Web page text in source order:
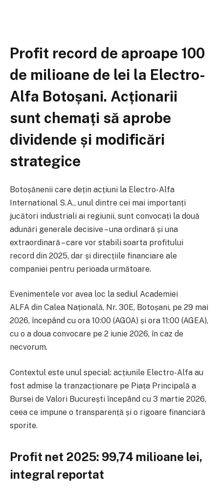
Profit record de aproape 100
de milioane de lei la Electro-
Alfa Botoșani. Acționarii
sunt chemați să aprobe
dividende și modificări
strategice
Botoșănenii care dețin acțiuni la Electro-Alfa
International S.A., unul dintre cei mai importanți
jucători industriali ai regiunii, sunt convocați la două
adunări generale decisive – una ordinară și una
extraordinară – care vor stabili soarta profitului
record din 2025, dar și direcțiile financiare ale
companiei pentru perioada următoare.
Evenimentele vor avea loc la sediul Academiei
ALFA din Calea Națională, Nr. 30E, Botoșani, pe 29 mai
2026, începând cu ora 10:00 (AGOA) și ora 11:00 (AGEA),
cu o a doua convocare pe 2 iunie 2026, în caz de
necvorum.
Contextul este unul special: acțiunile Electro-Alfa au
fost admise la tranzacționare pe Piața Principală a
Bursei de Valori București începând cu 3 martie 2026,
ceea ce impune o transparență și o rigoare financiară
sporite.
Profit net 2025: 99,74 milioane lei,
integral reportat